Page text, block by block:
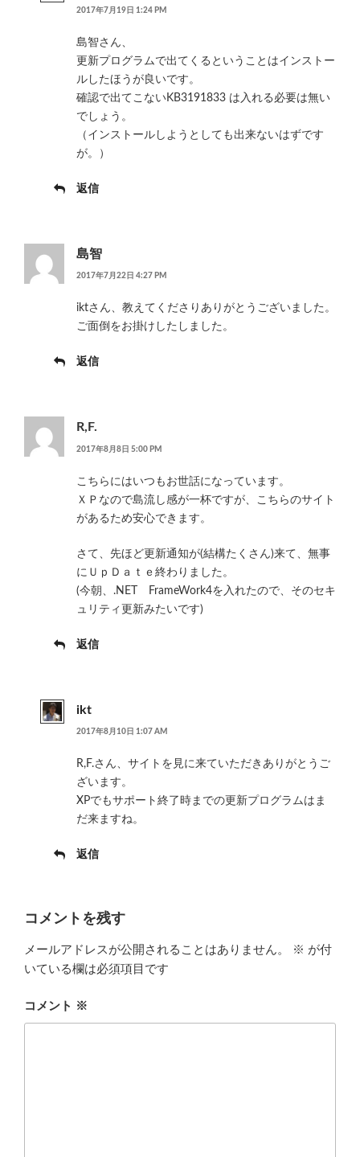
2017年7月19日 1:24 PM
島智さん、
更新プログラムで出てくるということはインストー
ルしたほうが良いです。
確認で出てこないKB3191833 は入れる必要は無い
でしょう。
（インストールしようとしても出来ないはずです
が。）
返信
島智
2017年7月22日 4:27 PM
iktさん、教えてくださりありがとうございました。
ご面倒をお掛けしたしました。
返信
R,F.
2017年8月8日 5:00 PM
こちらにはいつもお世話になっています。
ＸＰなので島流し感が一杯ですが、こちらのサイト
があるため安心できます。
さて、先ほど更新通知が(結構たくさん)来て、無事
にＵｐＤａｔｅ終わりました。
(今朝、.NET FrameWork4を入れたので、そのセキ
ュリティ更新みたいです)
返信
ikt
2017年8月10日 1:07 AM
R,F.さん、サイトを見に来ていただきありがとうご
ざいます。
XPでもサポート終了時までの更新プログラムはま
だ来ますね。
返信
コメントを残す
メールアドレスが公開されることはありません。 ※ が付
いている欄は必須項目です
コメント ※